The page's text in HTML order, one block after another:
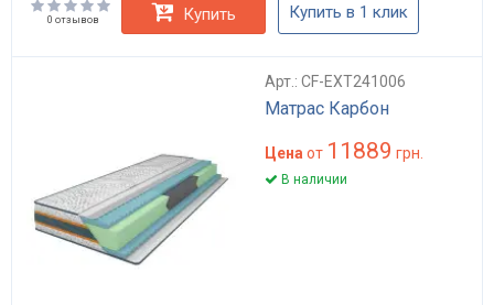
0 отзывов Купить Купить в 1 клик
Арт.: CF-EXT241006
Матрас Карбон
Цена от 11889 грн.
В наличии